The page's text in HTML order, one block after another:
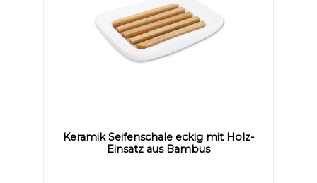
Keramik Seifenschale eckig mit Holz-
Einsatz aus Bambus